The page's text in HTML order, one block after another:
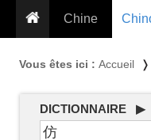
Chine
Conseils
Vous êtes ici : Accueil ❭
DICTIONNAIRE ▶